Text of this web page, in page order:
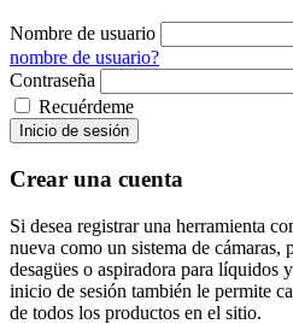
Nombre de usuario
nombre de usuario?
Contraseña
Recuérdeme
Inicio de sesión
Crear una cuenta
Si desea registrar una herramienta
nueva como un sistema de cámaras,
desagües o aspiradora para líquidos
inicio de sesión también le permite
de todos los productos en el sitio.